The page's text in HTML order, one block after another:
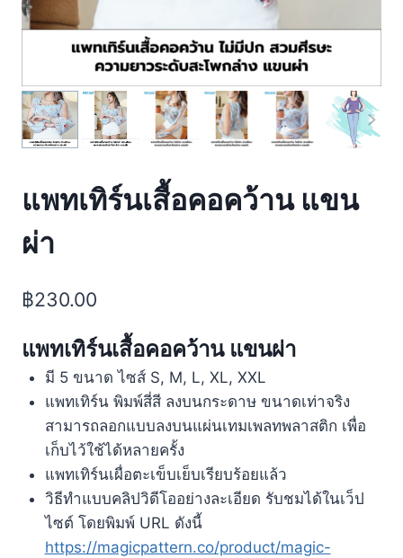
แพทเทิร์นเสื้อคอคว้าน แขน
ผ่า
฿230.00
แพทเทิร์นเสื้อคอคว้าน แขนผ่า
มี 5 ขนาด ไซส์ S, M, L, XL, XXL
แพทเทิร์น พิมพ์สี่สี ลงบนกระดาษ ขนาดเท่าจริง
สามารถลอกแบบลงบนแผ่นเทมเพลทพลาสติก เพื่อ
เก็บไว้ใช้ได้หลายครั้ง
แพทเทิร์นเผื่อตะเข็บเย็บเรียบร้อยแล้ว
วิธีทำแบบคลิปวิดีโออย่างละเอียด รับชมได้ในเว็ป
ไซต์ โดยพิมพ์ URL ดังนี้
https://magicpattern.co/product/magic-